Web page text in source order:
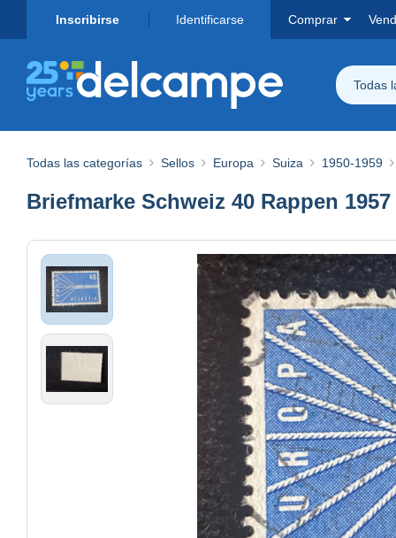
Inscribirse Identificarse Comprar
Todas
Todas las categorías Sellos Europa Suiza 1950-1959
Briefmarke Schweiz 40 Rappen